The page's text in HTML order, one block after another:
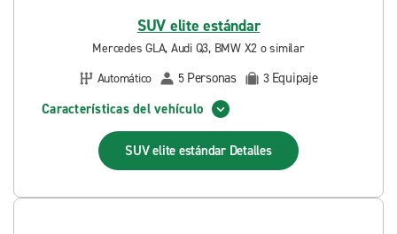
SUV elite estándar
Mercedes GLA, Audi Q3, BMW X2 o similar
Automático
5 Personas 3 Equipaje
Características del vehículo
SUV elite estándar Detalles